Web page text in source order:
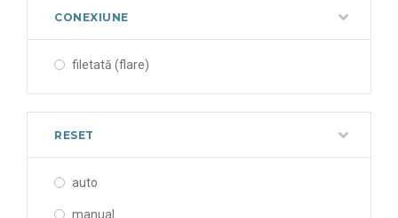
CONEXIUNE
filetată (flare)
RESET
auto
manual